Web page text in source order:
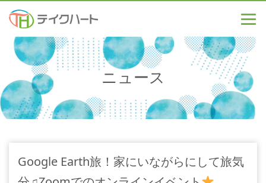
ニュース
Google Earth旅！家にいながらにして旅気